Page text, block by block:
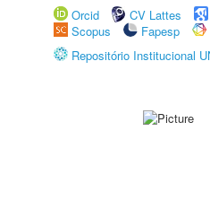
Orcid
CV Lattes
Scopus
Fapesp
Repositório Institucional